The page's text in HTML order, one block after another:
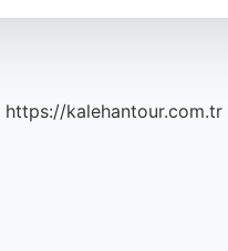
https://kalehantour.com.tr